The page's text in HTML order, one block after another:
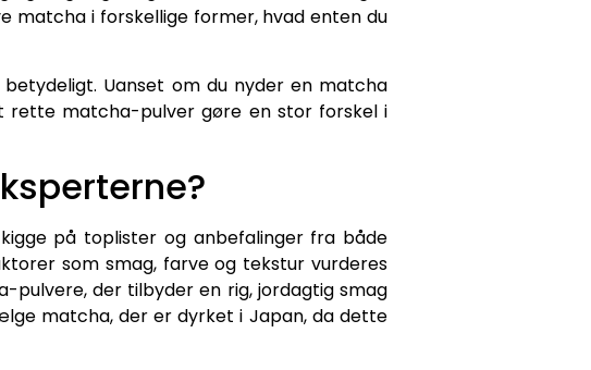
matcha i forskellige former, hvad enten du
Uanset om du nyder en matcha
rette matcha-pulver gøre en stor forskel i
på toplister og anbefalinger fra både
som smag, farve og tekstur vurderes
der tilbyder en rig, jordagtig smag
matcha, der er dyrket i Japan, da dette